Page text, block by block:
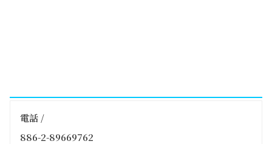
電話 /
886-2-89669762